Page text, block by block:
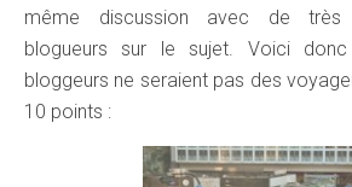
même discussion avec de très
blogueurs sur le sujet. Voici donc
bloggeurs ne seraient pas des
10 points :